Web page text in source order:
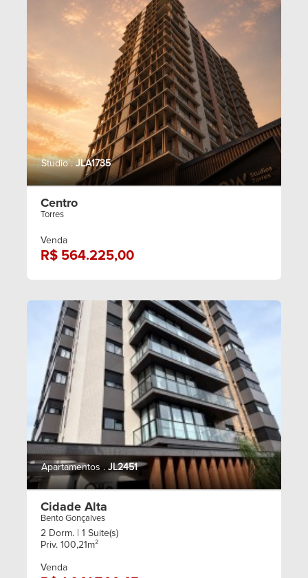
Studio .JLA1735
Centro
Torres
Venda
R$ 564.225,00
Apartamentos . JL2451
Cidade Alta
Bento Gonçalves
2 Dorm.
| 1 Suite(s)
Priv. 100,21m²
Venda